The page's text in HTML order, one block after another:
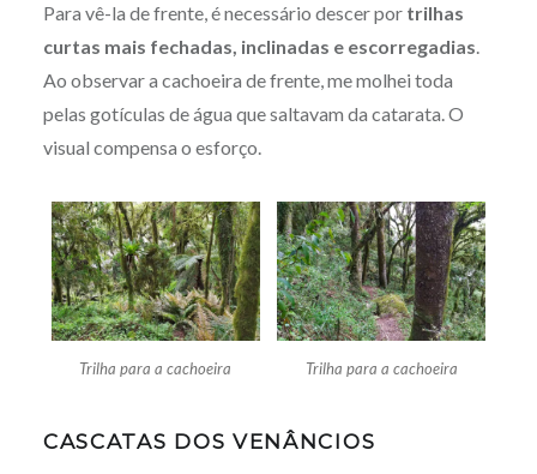
Para vê-la de frente, é necessário descer por trilhas
curtas mais fechadas, inclinadas e escorregadias.
Ao observar a cachoeira de frente, me molhei toda
pelas gotículas de água que saltavam da catarata. O
visual compensa o esforço.
Trilha para a cachoeira Trilha para a cachoeira
CASCATAS DOS VENÂNCIOS